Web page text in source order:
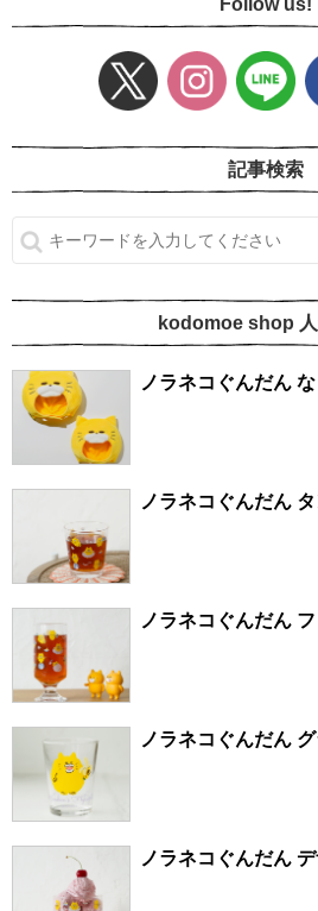
Follow us!
記事検索
kodomoe shop
ノラネコぐんだん
ノ
ノ